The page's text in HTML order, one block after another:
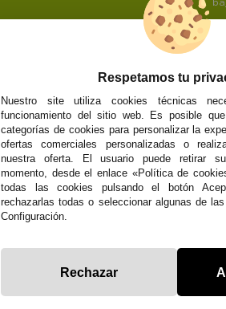
Cangas
NOSOTROS
Quiénes somos
Info
Unión Europea
Respetamos tu
Nuestro site utiliza cookies técnicas
funcionamiento del sitio web. Es posible
categorías de cookies para personalizar la
ofertas comerciales personalizadas o
nuestra oferta. El usuario puede retirar
momento, desde el enlace «Política de
todas las cookies pulsando el botón
rechazarlas todas o seleccionar algunas de
Configuración.
Rechazar